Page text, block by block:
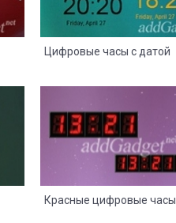
Цифровые часы с датой
Красные цифровые часы